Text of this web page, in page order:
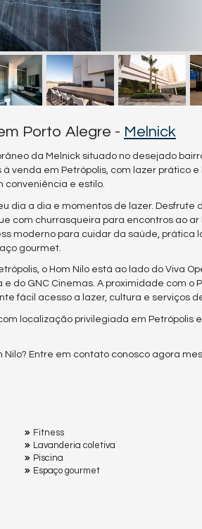
Porto Alegre - Melnick
da Melnick situado no desejado
venda em Petrópolis, com lazer prático
conveniência e estilo.
dia a dia e momentos de lazer. Desfrute
com churrasqueira para encontros ao ar
moderno para cuidar da saúde, prática
gourmet.
o Hom Nilo está ao lado do Viva
do GNC Cinemas. A proximidade com o
fácil acesso a lazer, cultura e serviços
localização privilegiada em Petrópolis
Entre em contato conosco agora
Fitness
Lavanderia coletiva
Piscina
Espaço gourmet